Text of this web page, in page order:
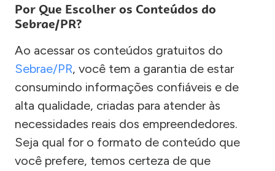
Por Que Escolher os Conteúdos do
Sebrae/PR?
Ao acessar os conteúdos gratuitos do
Sebrae/PR, você tem a garantia de estar
consumindo informações confiáveis e de
alta qualidade, criadas para atender às
necessidades reais dos empreendedores.
Seja qual for o formato de conteúdo que
você prefere, temos certeza de que